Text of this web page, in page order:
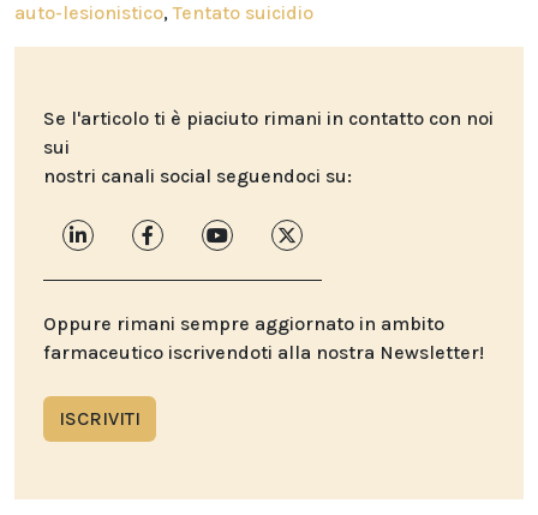
auto-lesionistico,Tentato suicidio
Se l'articolo ti è piaciuto rimani in contatto con noi
sui
nostri canali social seguendoci su:
Oppure rimani sempre aggiornato in ambito
farmaceutico iscrivendoti alla nostra Newsletter!
ISCRIVITI